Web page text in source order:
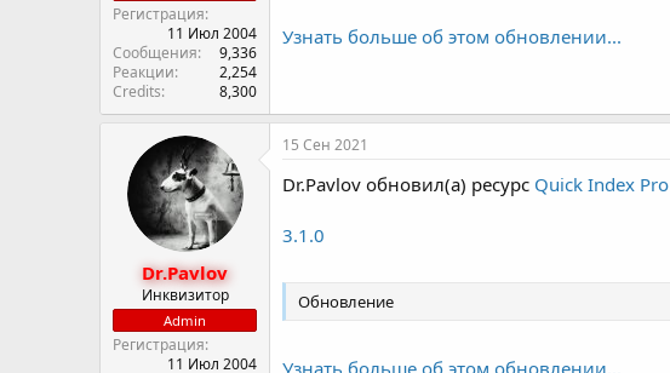
Регистрация
11 Июл 2004
Сообщения
9,336
Реакции
2,254
Credits
8,300
Узнать больше об этом обновлении...
Dr.Pavlov
Инквизитор
Admin
Регистрация
11 Июл 2004
15 Сен 2021
Dr.Pavlov обновил(а) ресурс Quick Index Pro
3.1.0
Обновление
Узнать больше об этом обновлении...